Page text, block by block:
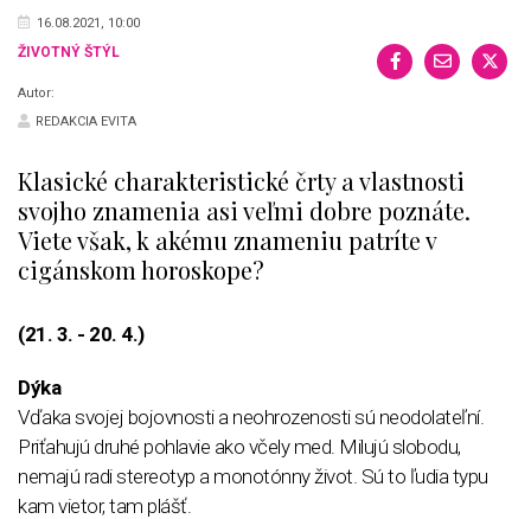
16.08.2021, 10:00
ŽIVOTNÝ ŠTÝL
Autor:
REDAKCIA EVITA
Klasické charakteristické črty a vlastnosti
svojho znamenia asi veľmi dobre poznáte.
Viete však, k akému znameniu patríte v
cigánskom horoskope?
(21. 3. - 20. 4.)
Dýka
Vďaka svojej bojovnosti a neohrozenosti sú neodolateľní.
Priťahujú druhé pohlavie ako včely med. Milujú slobodu,
nemajú radi stereotyp a monotónny život. Sú to ľudia typu
kam vietor, tam plášť.